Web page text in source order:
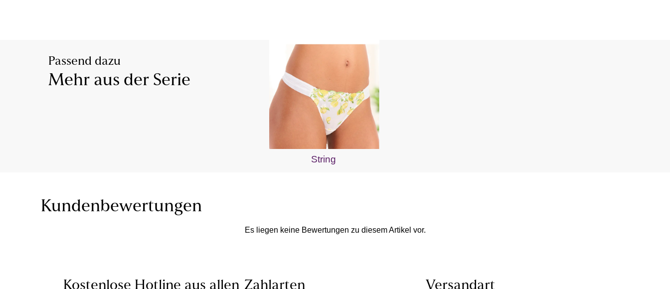
Passend dazu
Mehr aus der Serie
String
Kundenbewertungen
Es liegen keine Bewertungen zu diesem Artikel vor.
Kostenlose Hotline aus allen Zahlarten Versandart